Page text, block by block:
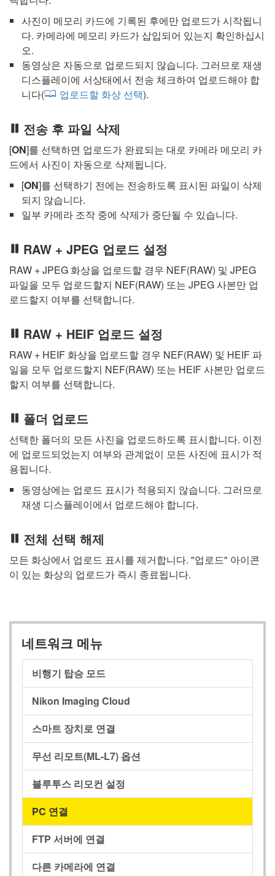
사진이 메모리 카드에 기록된 후에만 업로드가 시작됩니
다. 카메라에 메모리 카드가 삽입되어 있는지 확인하십시
오.
동영상은 자동으로 업로드되지 않습니다. 그러므로 재생
디스플레이에 서상태에서 전송 체크하여 업로드해야 합
니다(
업로드할 화상 선택).
전송 후 파일 삭제
[ON]를 선택하면 업로드가 완료되는 대로 카메라 메모리 카
드에서 사진이 자동으로 삭제됩니다.
[ON]를 선택하기 전에는 전송하도록 표시된 파일이 삭제
되지 않습니다.
일부 카메라 조작 중에 삭제가 중단될 수 있습니다.
RAW + JPEG 업로드 설정
RAW + JPEG 화상을 업로드할 경우 NEF(RAW) 및 JPEG
파일을 모두 업로드할지 NEF(RAW) 또는 JPEG 사본만 업
로드할지 여부를 선택합니다.
RAW + HEIF 업로드 설정
RAW + HEIF 화상을 업로드할 경우 NEF(RAW) 및 HEIF 파
일을 모두 업로드할지 NEF(RAW) 또는 HEIF 사본만 업로드
할지 여부를 선택합니다.
폴더 업로드
선택한 폴더의 모든 사진을 업로드하도록 표시합니다. 이전
에 업로드되었는지 여부와 관계없이 모든 사진에 표시가 적
용됩니다.
동영상에는 업로드 표시가 적용되지 않습니다. 그러므로
재생 디스플레이에서 업로드해야 합니다.
전체 선택 해제
모든 화상에서 업로드 표시를 제거합니다. "업로드" 아이콘
이 있는 화상의 업로드가 즉시 종료됩니다.
네트워크 메뉴
비행기 탑승 모드
Nikon Imaging Cloud
스마트 장치로 연결
무선 리모트(ML-L7) 옵션
블루투스 리모컨 설정
PC 연결
FTP 서버에 연결
다른 카메라에 연결